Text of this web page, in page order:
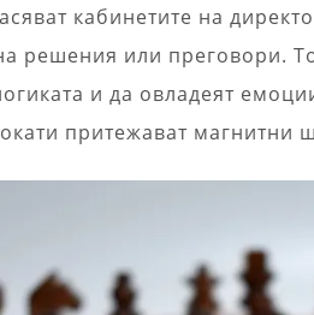
кабинетите на
решения или преговори.
и да овладеят
притежават магнитни